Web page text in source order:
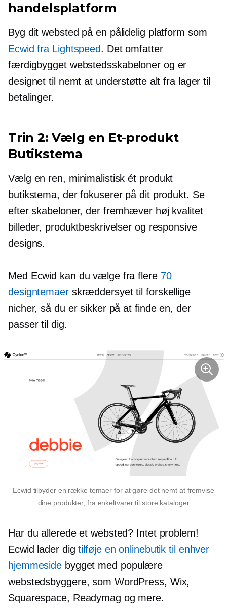
handelsplatform
Byg dit websted på en pålidelig platform som
Ecwid fra Lightspeed. Det omfatter
færdigbyggetwebstedsskabeloner og er
designet til nemt at understøtte alt fra lager til
betalinger.
Trin 2: Vælg en Et-produkt
Butikstema
Vælg en ren, minimalistiskét produkt
butikstema, der fokuserer på dit produkt. Se
efter skabeloner, der fremhæver høj kvalitet
billeder, produktbeskrivelser og responsive
designs.
Med Ecwid kan du vælge fra flere 70
designtemaerskræddersyet til forskellige
nicher, så du er sikker på at finde en, der
passer til dig.
Ecwid tilbyder en række temaer for at gøre det nemt at fremvise
dine produkter, fra enkeltvarer til store kataloger
Har du allerede et websted? Intet problem!
Ecwid lader digtilføje en onlinebutik til enhver
hjemmeside bygget med populære
webstedsbyggere, som WordPress, Wix,
Squarespace, Readymag og mere.